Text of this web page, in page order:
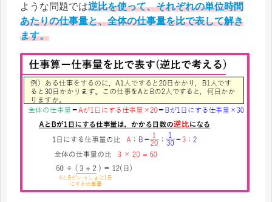
ような問題では逆比を使って、それぞれの単位時間
あたりの仕事量と、全体の仕事量を比で表して解き
ます。